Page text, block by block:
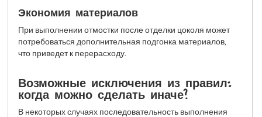
Экономия материалов
При выполнении отмостки после отделки цоколя может
потребоваться дополнительная подгонка материалов,
что приведет к перерасходу.
Возможные исключения из правил:
когда можно сделать иначе?
В некоторых случаях последовательность выполнения